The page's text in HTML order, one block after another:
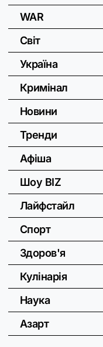
WAR
Світ
Україна
Кримінал
Новини
Тренди
Афіша
Шоу BIZ
Лайфстайл
Спорт
Здоров'я
Кулінарія
Наука
Азарт